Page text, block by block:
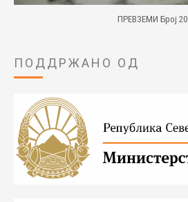
ПРЕВЗЕМИ Број 20
ПОДДРЖАНО ОД